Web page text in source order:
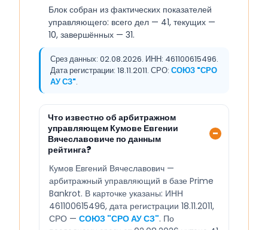
Блок собран из фактических показателей
управляющего: всего дел — 41, текущих —
10, завершённых — 31.
Срез данных: 02.08.2026. ИНН: 461100615496.
Дата регистрации: 18.11.2011. СРО: СОЮЗ "СРО
АУ СЗ".
Что известно об арбитражном
управляющем Кумове Евгении
Вячеславовиче по данным
рейтинга?
Кумов Евгений Вячеславович —
арбитражный управляющий в базе Prime
Bankrot. В карточке указаны: ИНН
461100615496, дата регистрации 18.11.2011,
СРО — СОЮЗ "СРО АУ СЗ". По